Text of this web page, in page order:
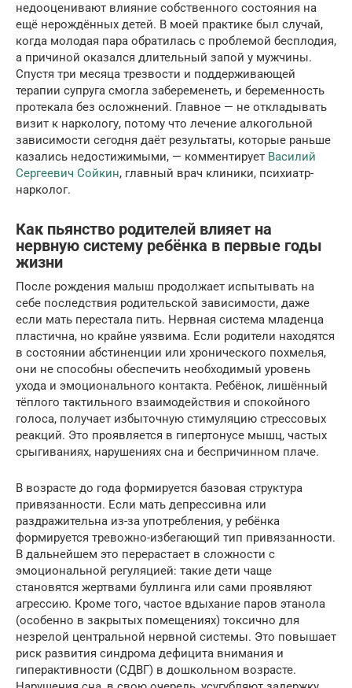
недооценивают влияние собственного состояния на
ещё нерождённых детей. В моей практике был случай,
когда молодая пара обратилась с проблемой бесплодия,
а причиной оказался длительный запой у мужчины.
Спустя три месяца трезвости и поддерживающей
терапии супруга смогла забеременеть, и беременность
протекала без осложнений. Главное — не откладывать
визит к наркологу, потому что лечение алкогольной
зависимости сегодня даёт результаты, которые раньше
казались недостижимыми, — комментирует Василий
Сергеевич Сойкин, главный врач клиники, психиатр-
нарколог.
Как пьянство родителей влияет на
нервную систему ребёнка в первые годы
жизни
После рождения малыш продолжает испытывать на
себе последствия родительской зависимости, даже
если мать перестала пить. Нервная система младенца
пластична, но крайне уязвима. Если родители находятся
в состоянии абстиненции или хронического похмелья,
они не способны обеспечить необходимый уровень
ухода и эмоционального контакта. Ребёнок, лишённый
тёплого тактильного взаимодействия и спокойного
голоса, получает избыточную стимуляцию стрессовых
реакций. Это проявляется в гипертонусе мышц, частых
срыгиваниях, нарушениях сна и беспричинном плаче.
В возрасте до года формируется базовая структура
привязанности. Если мать депрессивна или
раздражительна из-за употребления, у ребёнка
формируется тревожно-избегающий тип привязанности.
В дальнейшем это перерастает в сложности с
эмоциональной регуляцией: такие дети чаще
становятся жертвами буллинга или сами проявляют
агрессию. Кроме того, частое вдыхание паров этанола
(особенно в закрытых помещениях) токсично для
незрелой центральной нервной системы. Это повышает
риск развития синдрома дефицита внимания и
гиперактивности (СДВГ) в дошкольном возрасте.